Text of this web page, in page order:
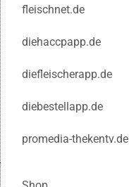
fleischnet.de
diehaccpapp.de
diefleischerapp.de
diebestellapp.de
promedia-thekentv.de